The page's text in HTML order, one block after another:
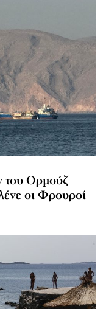
του Ορμούζ
οι Φρουροί